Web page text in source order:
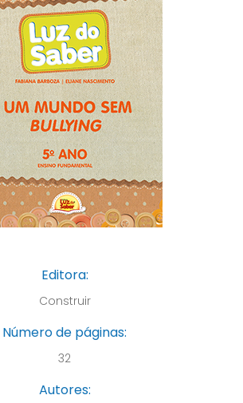
Editora:
Construir
Número de páginas:
32
Autores: